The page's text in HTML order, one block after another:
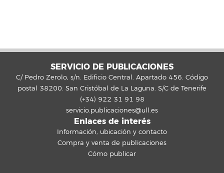
SERVICIO DE PUBLICACIONES
C/ Pedro Zerolo, s/n. Edificio Central. Apartado 456. Código
postal 38200. San Cristóbal de La Laguna. S/C de Tenerife
(+34) 922 31 91 98
servicio.publicaciones@ull.es
Enlaces de interés
Información, ubicación y contacto
Compra y venta de publicaciones
Cómo publicar